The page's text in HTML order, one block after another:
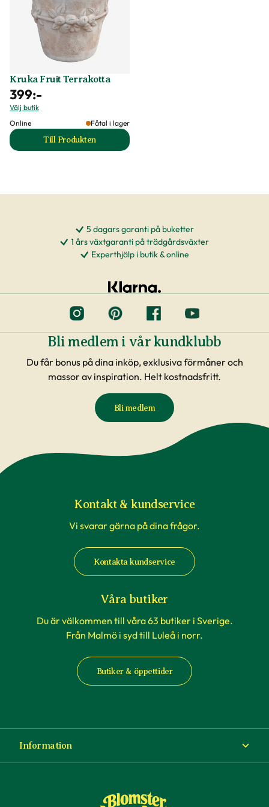
Kruka Fruit Terrakotta
399:-
Välj butik
Online
Fåtal i lager
Till Produkten
till Kruka Fruit Terrakotta produktsida
5 dagars garanti på buketter
1 års växtgaranti på trädgårdsväxter
Experthjälp i butik & online
Bli medlem i vår kundklubb
Du får bonus på dina inköp, exklusiva förmåner och
massor av inspiration. Helt kostnadsfritt.
Bli medlem
Kontakt & kundservice
Vi svarar gärna på dina frågor.
Kontakta kundservice
Våra butiker
Du är välkommen till våra 63 butiker i Sverige.
Från Malmö i syd till Luleå i norr.
Butiker & öppettider
Information